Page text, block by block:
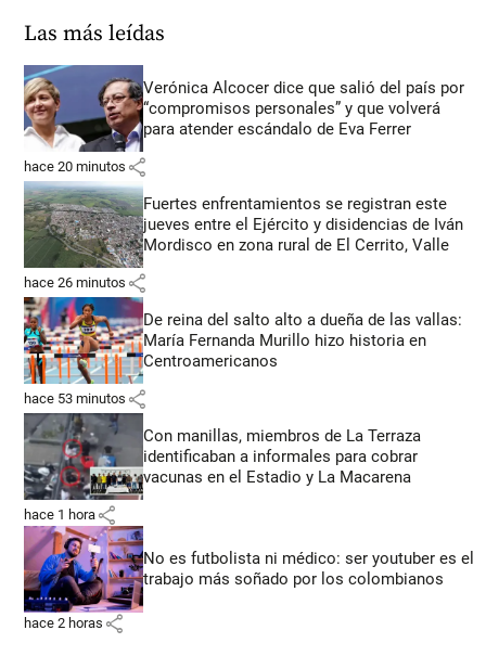
Las más leídas
Verónica Alcocer dice que salió del país por
“compromisos personales” y que volverá
para atender escándalo de Eva Ferrer
hace 20 minutos share
Fuertes enfrentamientos se registran este
jueves entre el Ejército y disidencias de Iván
Mordisco en zona rural de El Cerrito, Valle
hace 26 minutos share
De reina del salto alto a dueña de las vallas:
María Fernanda Murillo hizo historia en
Centroamericanos
hace 53 minutos share
Con manillas, miembros de La Terraza
identificaban a informales para cobrar
vacunas en el Estadio y La Macarena
hace 1 hora share
No es futbolista ni médico: ser youtuber es el
trabajo más soñado por los colombianos
hace 2 horas share